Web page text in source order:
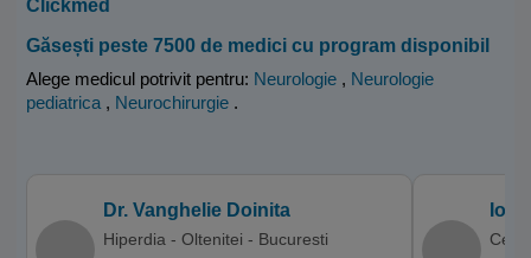
Clickmed
Găsești peste 7500 de medici cu program disponibil
Alege medicul potrivit pentru: Neurologie , Neurologie
pediatrica , Neurochirurgie .
Dr. Vanghelie Doinita
Hiperdia - Oltenitei - Bucuresti